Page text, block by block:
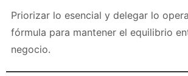
Priorizar lo esencial y delegar lo
fórmula para mantener el equilibrio
negocio.